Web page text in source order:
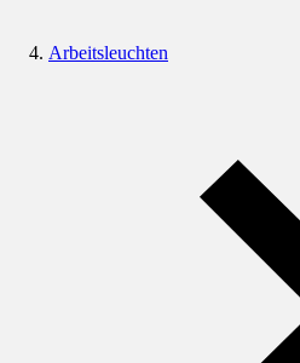
Arbeitsleuchten